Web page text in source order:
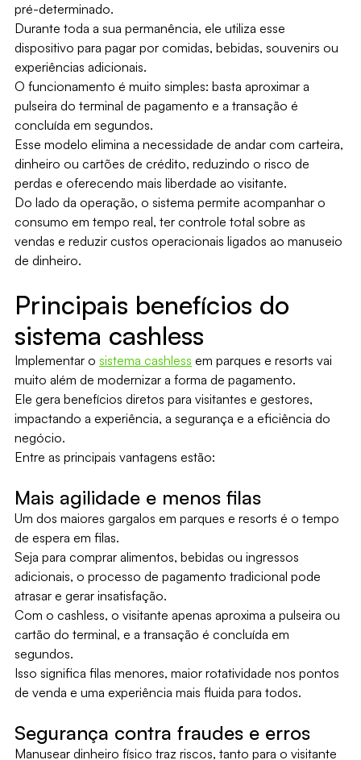
pré-determinado.
Durante toda a sua permanência, ele utiliza esse
dispositivo para pagar por comidas, bebidas, souvenirs ou
experiências adicionais.
O funcionamento é muito simples: basta aproximar a
pulseira do terminal de pagamento e a transação é
concluída em segundos.
Esse modelo elimina a necessidade de andar com carteira,
dinheiro ou cartões de crédito, reduzindo o risco de
perdas e oferecendo mais liberdade ao visitante.
Do lado da operação, o sistema permite acompanhar o
consumo em tempo real, ter controle total sobre as
vendas e reduzir custos operacionais ligados ao manuseio
de dinheiro.
Principais benefícios do
sistema cashless
Implementar o sistema cashless em parques e resorts vai
muito além de modernizar a forma de pagamento.
Ele gera benefícios diretos para visitantes e gestores,
impactando a experiência, a segurança e a eficiência do
negócio.
Entre as principais vantagens estão:
Mais agilidade e menos filas
Um dos maiores gargalos em parques e resorts é o tempo
de espera em filas.
Seja para comprar alimentos, bebidas ou ingressos
adicionais, o processo de pagamento tradicional pode
atrasar e gerar insatisfação.
Com o cashless, o visitante apenas aproxima a pulseira ou
cartão do terminal, e a transação é concluída em
segundos.
Isso significa filas menores, maior rotatividade nos pontos
de venda e uma experiência mais fluida para todos.
Segurança contra fraudes e erros
Manusear dinheiro físico traz riscos, tanto para o visitante